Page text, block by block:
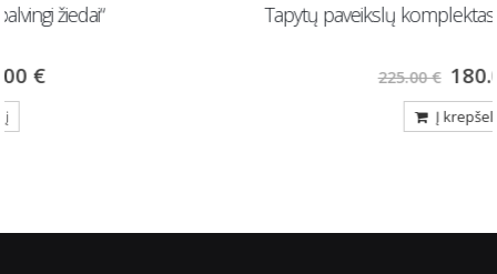
Tapytų paveikslų komplektas „Prabangus grožis“